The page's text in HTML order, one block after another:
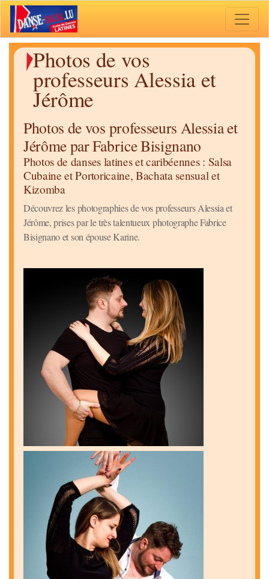
Photos de vos
professeurs Alessia et
Jérôme
Photos de vos professeurs Alessia et
Jérôme par Fabrice Bisignano
Photos de danses latines et caribéennes : Salsa
Cubaine et Portoricaine, Bachata sensual et
Kizomba
Découvrez les photographies de vos professeurs Alessia et
Jérôme, prises par le très talentueux photographe Fabrice
Bisignano et son épouse Karine.